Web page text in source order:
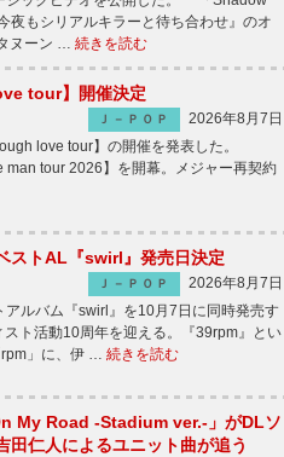
夜もシリアルキラーと待ち合わせ』のオ
ヌーン … 続きを読む
tour】開催決定
Ｊ－ＰＯＰ
2026年8月7日
love tour】の開催を発表した。
tour 2026】を開幕。メジャー再契約
ストAL『swirl』発売日決定
Ｊ－ＰＯＰ
2026年8月7日
ルバム『swirl』を10月7日に同時発売す
ト活動10周年を迎える。『39rpm』とい
rpm」に、伊 … 続きを読む
My Road -Stadium ver.-」がDLソ
仁人によるユニット曲が追う